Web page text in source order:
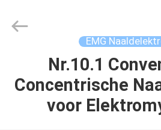
PRODUCTEN
Co.,Ltd..
EMG
Nr.10.1
Concentrische
voor